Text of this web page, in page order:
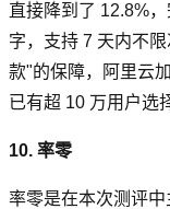
直接降到了 12.8%
字，支持 7 天内不
款"的保障，阿里云
已有超 10 万用户选
10. 率零
率零是在本次测评